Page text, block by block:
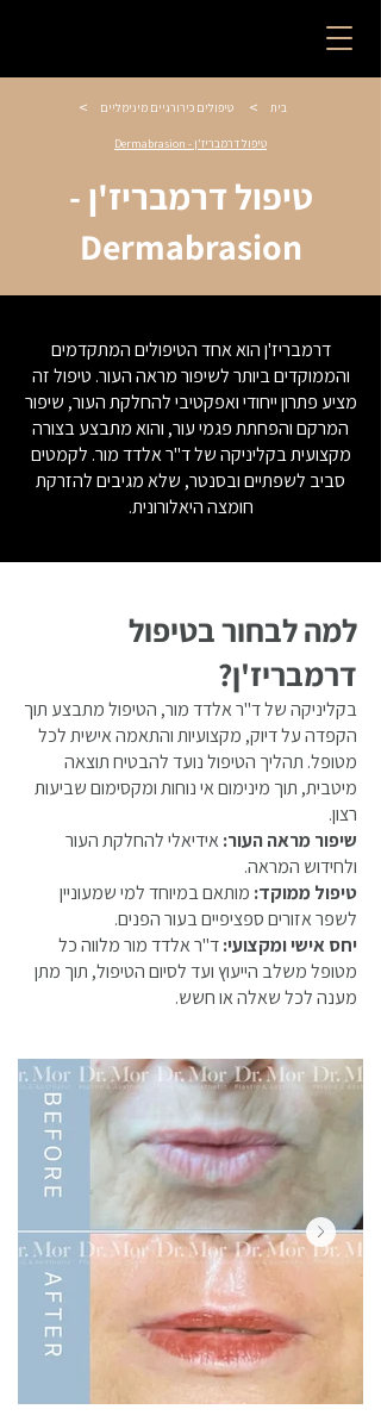
בית > טיפולים כירורגיים מינימליים >
טיפול דרמבריז'ן - Dermabrasion
טיפול דרמבריז'ן -
Dermabrasion
דרמבריז'ן הוא אחד הטיפולים המתקדמים
והממוקדים ביותר לשיפור מראה העור. טיפול זה
מציע פתרון ייחודי ואפקטיבי להחלקת העור, שיפור
המרקם והפחתת פגמי עור, והוא מתבצע בצורה
מקצועית בקליניקה של ד"ר אלדד מור. לקמטים
סביב לשפתיים ובסנטר, שלא מגיבים להזרקת
חומצה היאלורונית.
למה לבחור בטיפול
דרמבריז'ן?
בקליניקה של ד"ר אלדד מור, הטיפול מתבצע תוך
הקפדה על דיוק, מקצועיות והתאמה אישית לכל
מטופל. תהליך הטיפול נועד להבטיח תוצאה
מיטבית, תוך מינימום אי נוחות ומקסימום שביעות
רצון.
שיפור מראה העור: אידיאלי להחלקת העור
ולחידוש המראה.
טיפול ממוקד: מותאם במיוחד למי שמעוניין
לשפר אזורים ספציפיים בעור הפנים.
יחס אישי ומקצועי:ד"ר אלדד מור מלווה כל
מטופל משלב הייעוץ ועד לסיום הטיפול, תוך מתן
מענה לכל שאלה או חשש.